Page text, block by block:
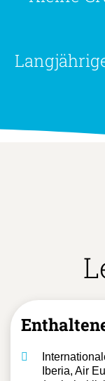
Kleine